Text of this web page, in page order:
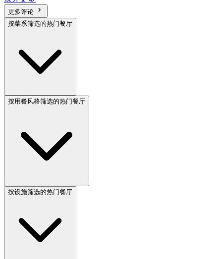
更多评论
按菜系筛选的热门餐厅
按用餐风格筛选的热门餐厅
按设施筛选的热门餐厅